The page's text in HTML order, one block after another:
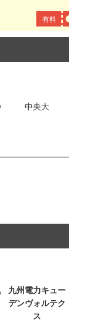
有料
中央大
九州電力キュー
デンヴォルテク
ス